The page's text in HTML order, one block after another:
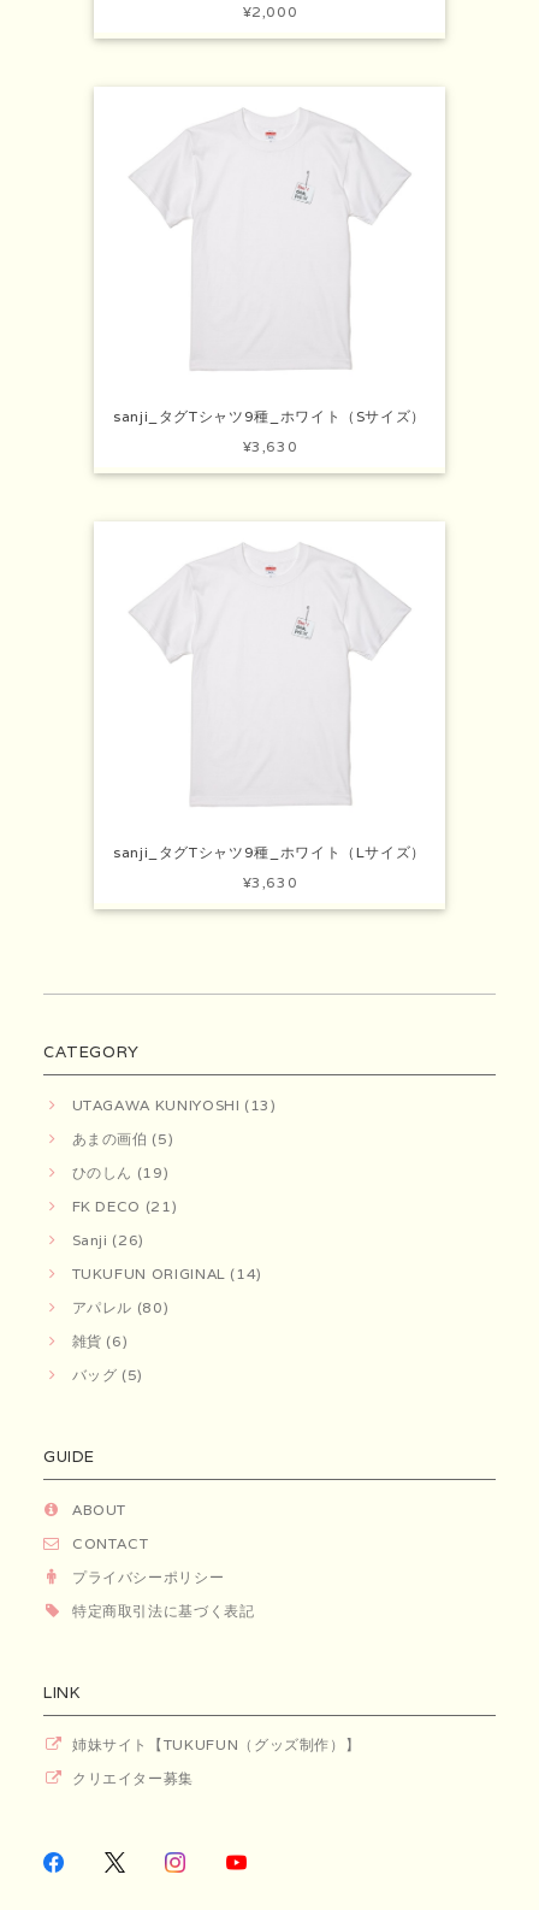
¥2,000
sanji_タグTシャツ9種_ホワイト（Sサイズ）
¥3,630
sanji_タグTシャツ9種_ホワイト（Lサイズ）
¥3,630
CATEGORY
UTAGAWA KUNIYOSHI (13)
あまの画伯 (5)
ひのしん (19)
FK DECO (21)
Sanji (26)
TUKUFUN ORIGINAL (14)
アパレル (80)
雑貨 (6)
バッグ (5)
GUIDE
ABOUT
CONTACT
プライバシーポリシー
特定商取引法に基づく表記
LINK
姉妹サイト【TUKUFUN（グッズ制作）】
クリエイター募集